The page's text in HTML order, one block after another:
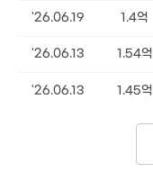
15억
9.8억
'13. 11
'26.06.19 1.4억
'26.06.13 1.54억
'26.06.13 1.45억